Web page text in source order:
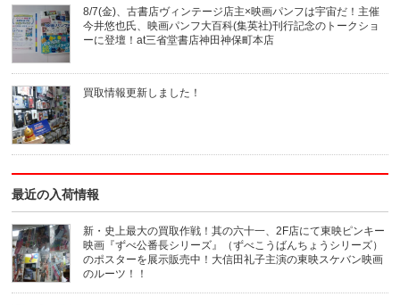
へ
メ
ー
ル
で
送
信
(新
し
い
ウ
ィ
ン
ド
ウ
で
き
ま
す)
(新
し
い
ウ
ィ
ン
ド
ウ
で
開
き
ま
す)
8/7(金)、古書店ヴィンテージ店主×映画パンフは宇宙だ！主催
今井悠也氏、映画パンフ大百科(集英社)刊行記念のトークショ
ーに登壇！at三省堂書店神田神保町本店
買取情報更新しました！
最近の入荷情報
新・史上最大の買取作戦！其の六十一、2F店にて東映ピンキー
映画『ずべ公番長シリーズ』（ずべこうばんちょうシリーズ）
のポスターを展示販売中！大信田礼子主演の東映スケバン映画
のルーツ！！